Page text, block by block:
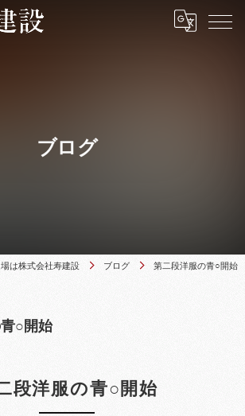
ブログ
は株式会社寿建設 ブログ 第二段洋服の青○開始
○開始
段洋服の青○開始